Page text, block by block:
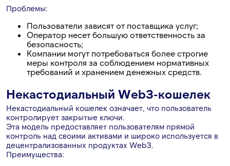
Проблемы:
Пользователи зависят от поставщика услуг;
Оператор несет большую ответственность за
безопасность;
Компании могут потребоваться более строгие
меры контроля за соблюдением нормативных
требований и хранением денежных средств.
Некастодиальный Web3-кошелек
Некастодиальный кошелек означает, что пользователь
контролирует закрытые ключи.
Эта модель предоставляет пользователям прямой
контроль над своими активами и широко используется в
децентрализованных продуктах Web3.
Преимущества: